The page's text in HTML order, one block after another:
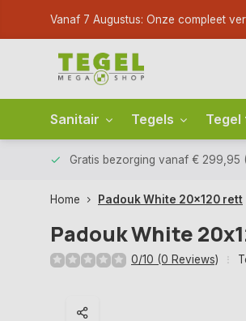
Vanaf 7 Augustus: Onze compleet
Sanitair Tegels Tegel
Gratis bezorging vanaf € 299,95
Home Padouk White 20x120 rett
Padouk White
0/10 (0 Reviews)